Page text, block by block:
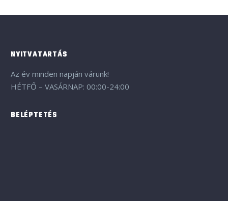
NYITVATARTÁS
Az év minden napján várunk!
HÉTFŐ – VASÁRNAP: 00:00-24:00
BELÉPTETÉS